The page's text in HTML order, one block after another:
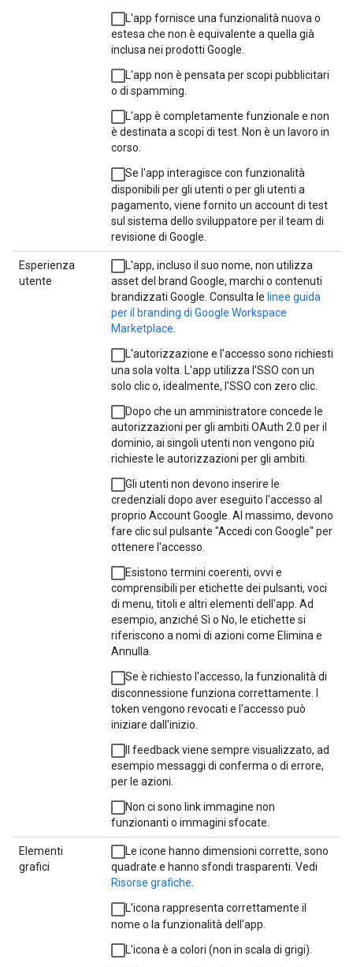
L'app fornisce una funzionalità nuova o
estesa che non è equivalente a quella già
inclusa nei prodotti Google.
L'app non è pensata per scopi pubblicitari
o di spamming.
L'app è completamente funzionale e non
è destinata a scopi di test. Non è un lavoro in
corso.
Se l'app interagisce con funzionalità
disponibili per gli utenti o per gli utenti a
pagamento, viene fornito un account di test
sul sistema dello sviluppatore per il team di
revisione di Google.
Esperienza
utente
L'app, incluso il suo nome, non utilizza
asset del brand Google, marchi o contenuti
brandizzati Google. Consulta le linee guida
per il branding di Google Workspace
Marketplace.
L'autorizzazione e l'accesso sono richiesti
una sola volta. L'app utilizza l'SSO con un
solo clic o, idealmente, l'SSO con zero clic.
Dopo che un amministratore concede le
autorizzazioni per gli ambiti OAuth 2.0 per il
dominio, ai singoli utenti non vengono più
richieste le autorizzazioni per gli ambiti.
Gli utenti non devono inserire le
credenziali dopo aver eseguito l'accesso al
proprio Account Google. Al massimo, devono
fare clic sul pulsante "Accedi con Google" per
ottenere l'accesso.
Esistono termini coerenti, ovvi e
comprensibili per etichette dei pulsanti, voci
di menu, titoli e altri elementi dell'app. Ad
esempio, anziché Sì o No, le etichette si
riferiscono a nomi di azioni come Elimina e
Annulla.
Se è richiesto l'accesso, la funzionalità di
disconnessione funziona correttamente. I
token vengono revocati e l'accesso può
iniziare dall'inizio.
Il feedback viene sempre visualizzato, ad
esempio messaggi di conferma o di errore,
per le azioni.
Non ci sono link immagine non
funzionanti o immagini sfocate.
Elementi
grafici
Le icone hanno dimensioni corrette, sono
quadrate e hanno sfondi trasparenti. Vedi
Risorse grafiche.
L'icona rappresenta correttamente il
nome o la funzionalità dell'app.
L'icona è a colori (non in scala di grigi).